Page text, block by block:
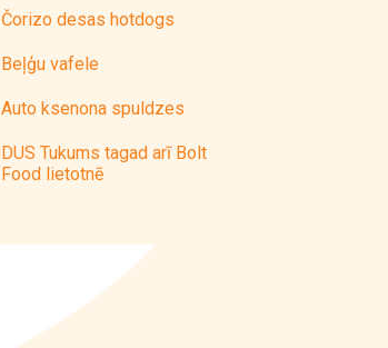
Čorizo desas hotdogs
Beļģu vafele
Auto ksenona spuldzes
DUS Tukums tagad arī Bolt
Food lietotnē